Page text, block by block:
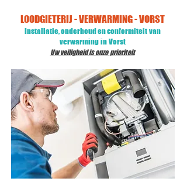
LOODGIETERIJ - VERWARMING - VORST
Installatie, onderhoud en conformiteit van
verwarming in Vorst
Uw veiligheid is onze prioriteit